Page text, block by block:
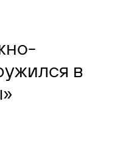
в